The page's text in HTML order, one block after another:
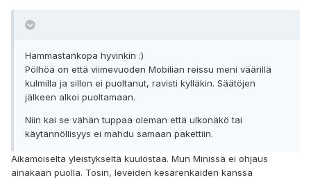
Hammastankopa hyvinkin :)
Pölhöä on että viimevuoden Mobilian reissu meni väärillä
kulmilla ja sillon ei puoltanut, ravisti kylläkin. Säätöjen
jälkeen alkoi puoltamaan.
Niin kai se vähän tuppaa oleman että ulkonäkö tai
käytännöllisyys ei mahdu samaan pakettiin.
Aikamoiselta yleistykseltä kuulostaa. Mun Minissä ei ohjaus
ainakaan puolla. Tosin, leveiden kesärenkaiden kanssa